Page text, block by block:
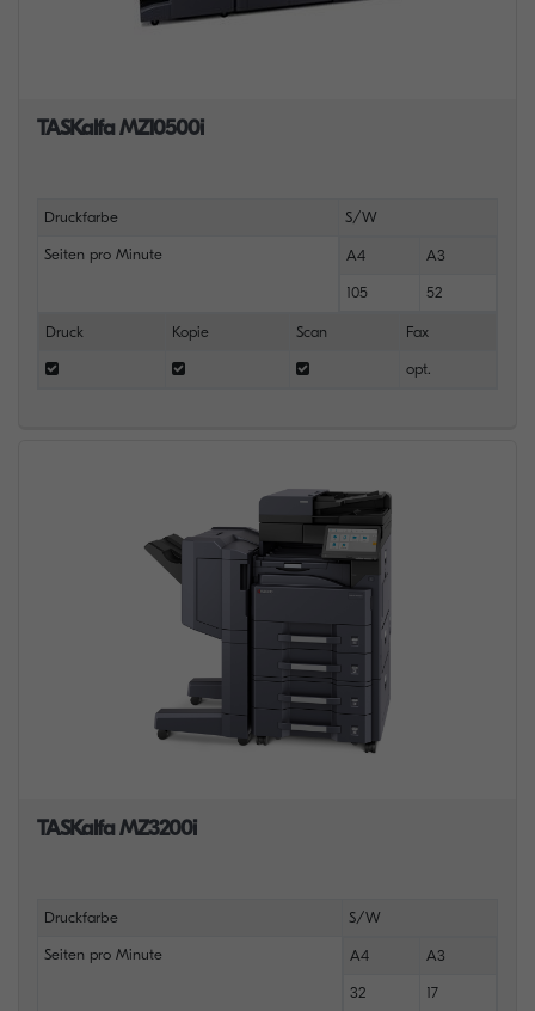
TASKalfa MZ10500i
Druckfarbe S/W
Seiten pro Minute A4 A3
105 52
Druck Kopie Scan Fax
opt.
TASKalfa MZ3200i
Druckfarbe S/W
Seiten pro Minute A4 A3
32 17